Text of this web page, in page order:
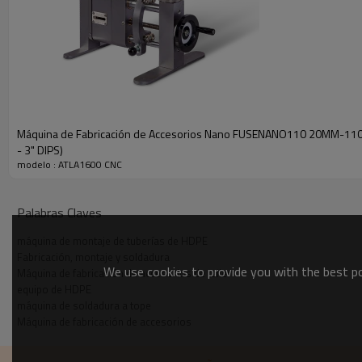
Máquina de Fabricación de Accesorios Nano FUSENANO110 20MM-
- 3" DIPS)
modelo : ATLA1600 CNC
Palabras Claves
Máquina de fabricación de accesorios de taller
We use cookies to provide you with the best